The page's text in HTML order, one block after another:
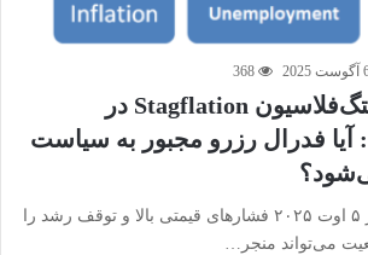
2025
368
بازتاب ترس استگ‌فلاسیون Stagflation در
آیا فدرال رزرو مجبور به سیاست
گزارش ISM آمریکا در ۵ اوت ۲۰۲۵ فشارهای قیمتی بالا و توقف رشد را
می‌تواند منجر…